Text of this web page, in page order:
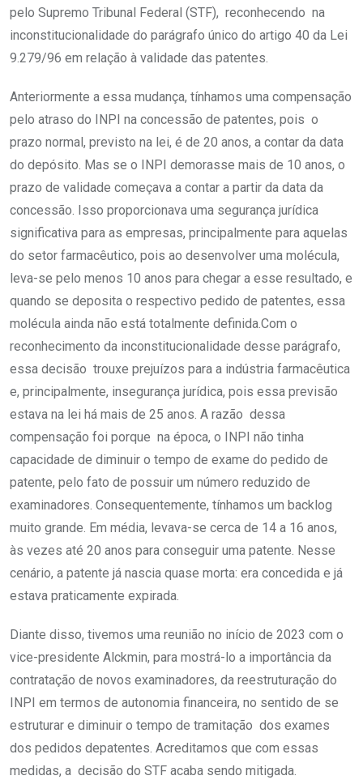
pelo Supremo Tribunal Federal (STF), reconhecendo na
inconstitucionalidade do parágrafo único do artigo 40 da Lei
9.279/96 em relação à validade das patentes.
Anteriormente a essa mudança, tínhamos uma compensação
pelo atraso do INPI na concessão de patentes, pois o
prazo normal, previsto na lei, é de 20 anos, a contar da data
do depósito. Mas se o INPI demorasse mais de 10 anos, o
prazo de validade começava a contar a partir da data da
concessão. Isso proporcionava uma segurança jurídica
significativa para as empresas, principalmente para aquelas
do setor farmacêutico, pois ao desenvolver uma molécula,
leva-se pelo menos 10 anos para chegar a esse resultado, e
quando se deposita o respectivo pedido de patentes, essa
molécula ainda não está totalmente definida.Com o
reconhecimento da inconstitucionalidade desse parágrafo,
essa decisão trouxe prejuízos para a indústria farmacêutica
e, principalmente, insegurança jurídica, pois essa previsão
estava na lei há mais de 25 anos. A razão dessa
compensação foi porque na época, o INPI não tinha
capacidade de diminuir o tempo de exame do pedido de
patente, pelo fato de possuir um número reduzido de
examinadores. Consequentemente, tínhamos um backlog
muito grande. Em média, levava-se cerca de 14 a 16 anos,
às vezes até 20 anos para conseguir uma patente. Nesse
cenário, a patente já nascia quase morta: era concedida e já
estava praticamente expirada.
Diante disso, tivemos uma reunião no início de 2023 com o
vice-presidente Alckmin, para mostrá-lo a importância da
contratação de novos examinadores, da reestruturação do
INPI em termos de autonomia financeira, no sentido de se
estruturar e diminuir o tempo de tramitação dos exames
dos pedidos depatentes. Acreditamos que com essas
medidas, a decisão do STF acaba sendo mitigada.